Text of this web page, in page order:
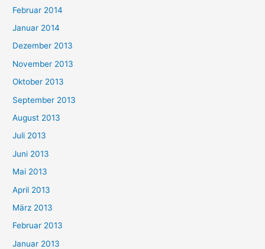
Februar 2014
Januar 2014
Dezember 2013
November 2013
Oktober 2013
September 2013
August 2013
Juli 2013
Juni 2013
Mai 2013
April 2013
März 2013
Februar 2013
Januar 2013